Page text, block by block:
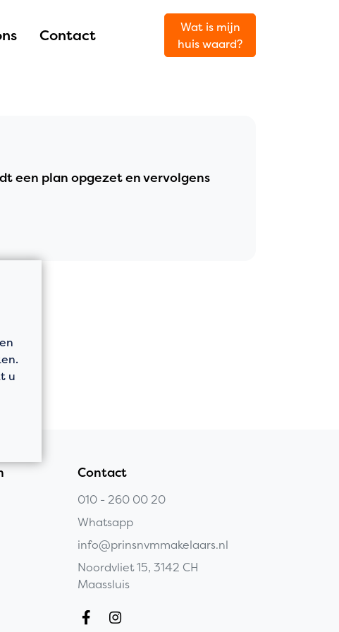
Contact
Wat is mijn
huis waard?
een plan opgezet en vervolgens
Contact
010 - 260 00 20
Whatsapp
info@prinsnvmmakelaars.nl
Noordvliet 15, 3142 CH
Maassluis
u